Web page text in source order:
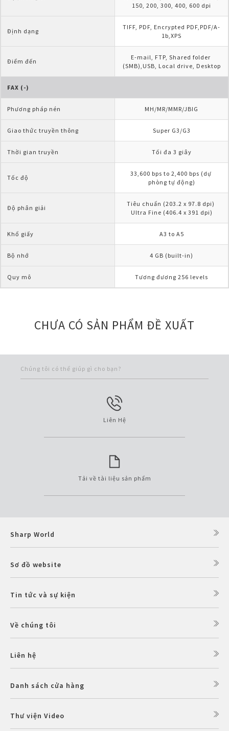
150, 200, 300, 400, 600 dpi
Định dạng
TIFF, PDF, Encrypted PDF,PDF/A-
1b,XPS
Điểm đến
E-mail, FTP, Shared folder
(SMB),USB, Local drive, Desktop
FAX (-)
Phương pháp nén MH/MR/MMR/JBIG
Giao thức truyền thông Super G3/G3
Thời gian truyền Tối đa 3 giây
Tốc độ
33,600 bps to 2,400 bps (dự
phòng tự động)
Độ phân giải
Tiêu chuẩn (203.2 x 97.8 dpi)
Ultra Fine (406.4 x 391 dpi)
Khổ giấy A3 to A5
Bộ nhớ 4 GB (built-in)
Quy mô Tương đương 256 levels
CHƯA CÓ SẢN PHẨM ĐỀ XUẤT
Chúng tôi có thể giúp gì cho bạn?
Liên Hệ
Tải về tài liệu sản phẩm
Sharp World
Sơ đồ website
Tin tức và sự kiện
Về chúng tôi
Liên hệ
Danh sách cửa hàng
Thư viện Video